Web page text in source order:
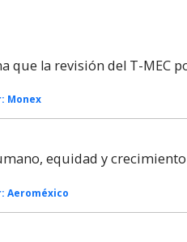
que la revisión del T-MEC
Monex
equidad y
Aeroméxico